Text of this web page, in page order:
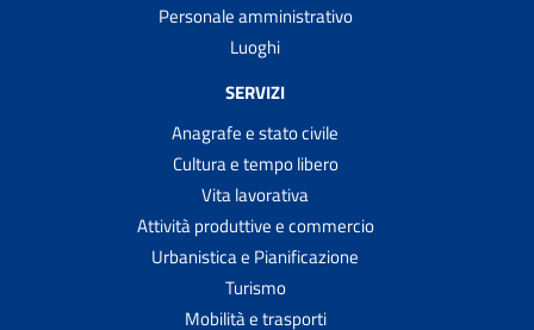
Personale amministrativo
Luoghi
SERVIZI
Anagrafe e stato civile
Cultura e tempo libero
Vita lavorativa
Attività produttive e commercio
Urbanistica e Pianificazione
Turismo
Mobilità e trasporti